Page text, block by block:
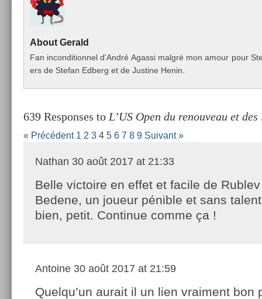
About Gerald
Fan in­con­dition­nel d'André Agas­si malgré mon amour pour
ers de Stefan Ed­berg et de Just­ine Henin.
639 Responses to L’US Open du renouveau et
« Précédent 1 2 3 4 5 6 7 8 9 Suivant »
Nathan 30 août 2017 at 21:33
Belle victoire en effet et facile de
Bedene, un joueur pénible et sans
bien, petit. Continue comme ça !
Antoine 30 août 2017 at 21:59
Quelqu’un aurait il un lien vraiment bon